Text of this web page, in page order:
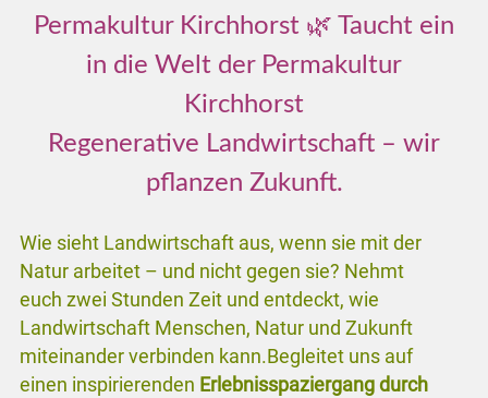
Permakultur Kirchhorst 🌿 Taucht ein
in die Welt der Permakultur
Kirchhorst
Regenerative Landwirtschaft – wir
pflanzen Zukunft.
Wie sieht Landwirtschaft aus, wenn sie mit der
Natur arbeitet – und nicht gegen sie? Nehmt
euch zwei Stunden Zeit und entdeckt, wie
Landwirtschaft Menschen, Natur und Zukunft
miteinander verbinden kann.Begleitet uns auf
einen inspirierenden Erlebnisspaziergang durch